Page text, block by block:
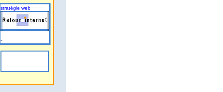
stratégie web- - - -
-